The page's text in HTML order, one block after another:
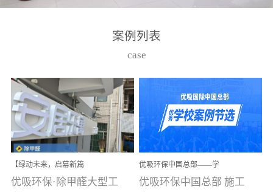
高技能的团队。汇聚了众
取得了多项产品技术专利
和多项国家版权局著作
权，获得高新技术企业称
号。生产优势自主生产自
给自足，优吸公司于2015
在广州番禺区成功建立产
品线生产基地，工厂拥有
案例列表
case
【绿动未来，启幕新篇
章】优吸环保中标深圳安
居乐寓，超大型工装室内
优吸环保·除甲醛大型工
优吸环保中国总部——学
校施工案例(节选)
优吸环保中国总部 施工